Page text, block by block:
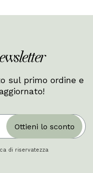
sul primo ordine e
Ottieni lo sconto
di riservatezza